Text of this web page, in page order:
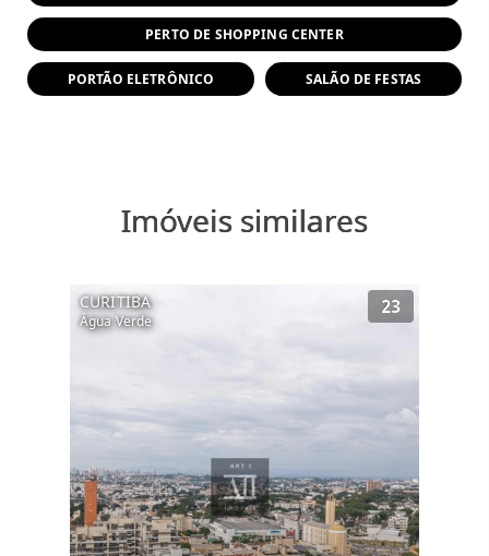
PERTO DE SHOPPING CENTER
PORTÃO ELETRÔNICO SALÃO DE FESTAS
Imóveis similares
CURITIBA
Água Verde
23